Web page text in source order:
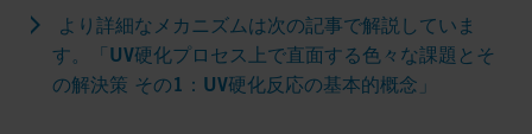
より詳細なメカニズムは次の記事で解説していま
す。「UV硬化プロセス上で直面する色々な課題とそ
の解決策 その1：UV硬化反応の基本的概念」